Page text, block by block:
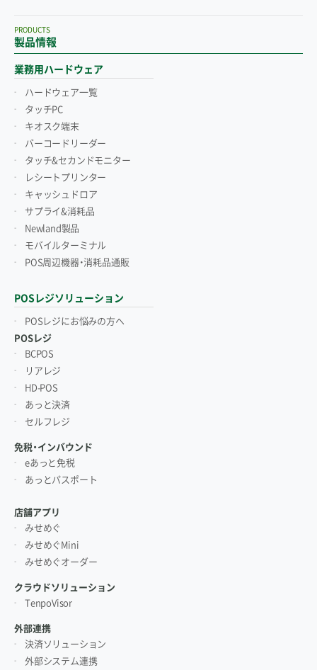
製品情報
PRODUCTS
業務用ハードウェア
ハードウェア一覧
タッチPC
キオスク端末
バーコードリーダー
タッチ&セカンドモニター
レシートプリンター
キャッシュドロア
サプライ&消耗品
Newland製品
モバイルターミナル
POS周辺機器・消耗品通販
POSレジソリューション
POSレジにお悩みの方へ
POSレジ
BCPOS
リアレジ
HD-POS
あっと決済
セルフレジ
免税・インバウンド
eあっと免税
あっとパスポート
店舗アプリ
みせめぐ
みせめぐMini
みせめぐオーダー
クラウドソリューション
TenpoVisor
外部連携
決済ソリューション
外部システム連携